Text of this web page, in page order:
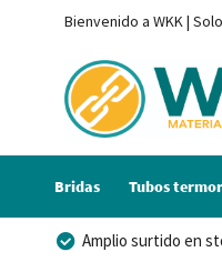
Bienvenido a WKK |
Bridas Tubos
Amplio surtido en